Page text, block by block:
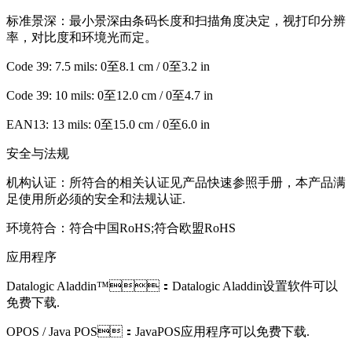
标准景深：最小景深由条码长度和扫描角度决定，视打印分辨
率，对比度和环境光而定。
Code 39: 7.5 mils: 0至8.1 cm / 0至3.2 in
Code 39: 10 mils: 0至12.0 cm / 0至4.7 in
EAN13: 13 mils: 0至15.0 cm / 0至6.0 in
安全与法规
机构认证：所符合的相关认证见产品快速参照手册，本产品满
足使用所必须的安全和法规认证.
环境符合：符合中国RoHS;符合欧盟RoHS
应用程序
Datalogic Aladdin™：Datalogic Aladdin设置软件可以
免费下载.
OPOS / Java POS：JavaPOS应用程序可以免费下载.